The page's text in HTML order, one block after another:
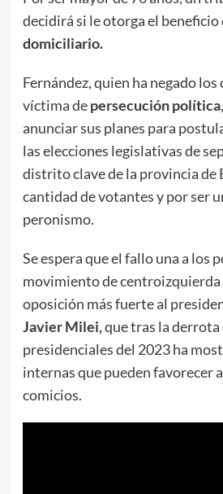
decidirá si le otorga el beneficio
domiciliario.
Fernández, quien ha negado los
víctima depersecución política
anunciar sus planes para
las elecciones legislativas de
distrito clave de la provincia de
cantidad de votantes y por ser
peronismo.
Se espera que el fallo una a los
movimiento de centroizquierda
oposición más fuerte al
Javier Milei,que tras la derrota
presidenciales del 2023 ha
internas que pueden favorecer
comicios.